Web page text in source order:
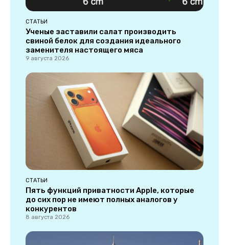
СТАТЬИ
Ученые заставили салат производить
свиной белок для создания идеального
заменителя настоящего мяса
9 августа 2026
СТАТЬИ
Пять функций приватности Apple, которые
до сих пор не имеют полных аналогов у
конкурентов
8 августа 2026